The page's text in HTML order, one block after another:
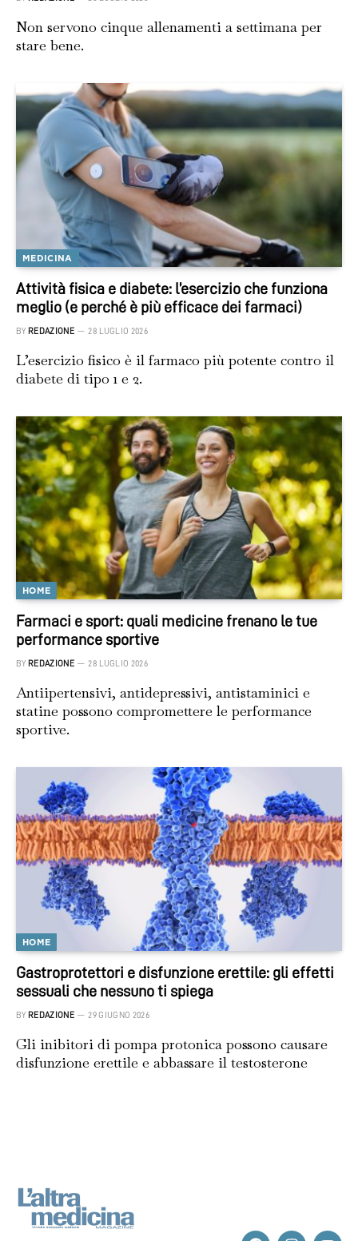
Non servono cinque allenamenti a settimana per
stare bene.
MEDICINA
Attività fisica e diabete: l’esercizio che funziona
meglio (e perché è più efficace dei farmaci)
BY REDAZIONE 28 LUGLIO 2026
L’esercizio fisico è il farmaco più potente contro il
diabete di tipo 1 e 2.
HOME
Farmaci e sport: quali medicine frenano le tue
performance sportive
BY REDAZIONE 28 LUGLIO 2026
Antiipertensivi, antidepressivi, antistaminici e
statine possono compromettere le performance
sportive.
HOME
Gastroprotettori e disfunzione erettile: gli effetti
sessuali che nessuno ti spiega
BY REDAZIONE 29 GIUGNO 2026
Gli inibitori di pompa protonica possono causare
disfunzione erettile e abbassare il testosterone